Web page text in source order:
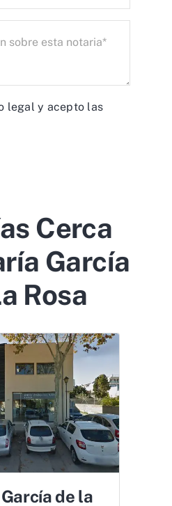
legal y acepto las
Cerca
García
Rosa
de la